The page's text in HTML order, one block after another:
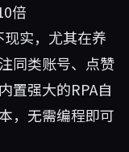
倍
实，尤其在养
同类账号、点赞
置强大的RPA自
，无需编程即可